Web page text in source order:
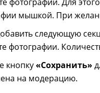
мышкой. При
следующую
фотографии.
кнопку«Сохранить»
на модерацию.